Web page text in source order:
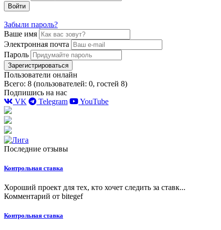
Войти
Забыли пароль?
Ваше имя
Электронная почта
Пароль
Зарегистрироваться
Пользователи онлайн
Всего: 8 (пользователей: 0, гостей 8)
Подпишись на нас
VK
Telegram YouTube
Последние отзывы
Контрольная ставка
Хороший проект для тех, кто хочет следить за ставк...
Комментарий от bitegef
Контрольная ставка